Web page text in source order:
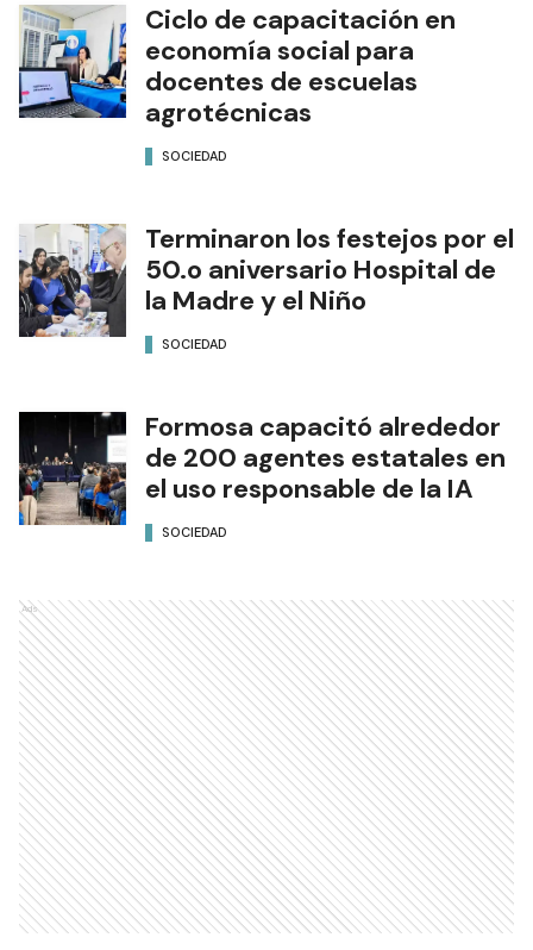
Ciclo de capacitación en
economía social para
docentes de escuelas
agrotécnicas
SOCIEDAD
Terminaron los festejos por el
50.o aniversario Hospital de
la Madre y el Niño
SOCIEDAD
Formosa capacitó alrededor
de 200 agentes estatales en
el uso responsable de la IA
SOCIEDAD
Ads